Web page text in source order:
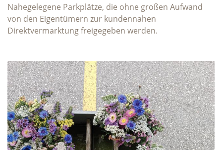
Nahegelegene Parkplätze, die ohne großen Aufwand
von den Eigentümern zur kundennahen
Direktvermarktung freigegeben werden.